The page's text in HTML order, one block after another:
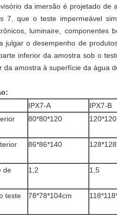
da imersão é projetado de
7. que o teste impermeável
luminaire, componentes
julgar o desempenho de
inferior da amostra sob o
da amostra à superfície da água
IPX7-A IPX7-B
80*80*120
86*86*140
de
1,2 1,5
teste
78*78*104cm